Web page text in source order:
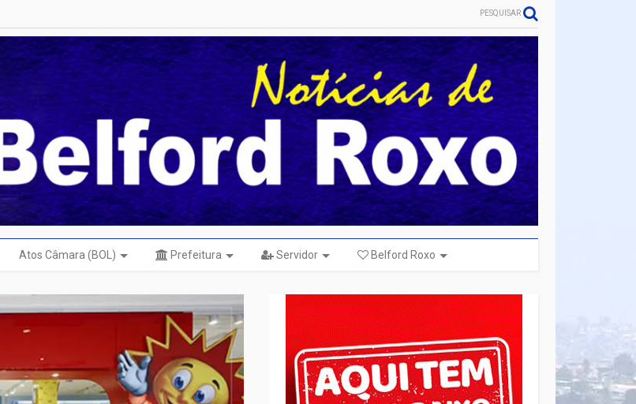
PESQUISAR
Atos Câmara (BOL) Prefeitura Servidor Belford Roxo